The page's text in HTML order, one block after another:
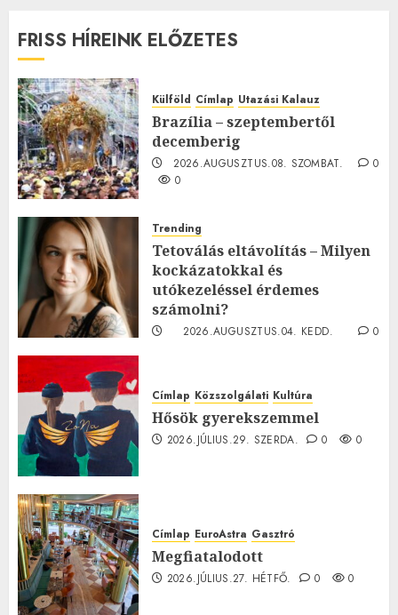
FRISS HÍREINK ELŐZETES
Külföld Címlap Utazási Kalauz
Brazília – szeptembertől
decemberig
2026.AUGUSZTUS.08. SZOMBAT.
0
0
Trending
Tetoválás eltávolítás – Milyen
kockázatokkal és
utókezeléssel érdemes
számolni?
2026.AUGUSZTUS.04. KEDD.
0
Címlap Közszolgálati Kultúra
Hősök gyerekszemmel
2026.JÚLIUS.29. SZERDA. 0 0
Címlap EuroAstra Gasztró
Megfiatalodott
2026.JÚLIUS.27. HÉTFŐ. 0 0